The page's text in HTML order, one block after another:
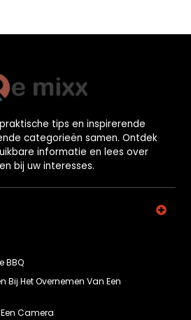
tips en inspirerende
categorieën samen. Ontdek
informatie en lees over
bij uw interesses.
BBQ
Bij Het Overnemen Van Een
Camera